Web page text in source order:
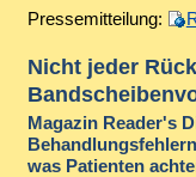
Pressemitteilung:
Nicht jeder
Magazin Reader's
was Patienten